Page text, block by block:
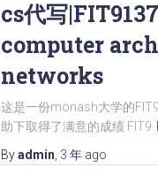
cs代写
computer
networks
这是一份monash大学的
助下取得了满意的成绩 FIT9
Byadmin 3 年 ago